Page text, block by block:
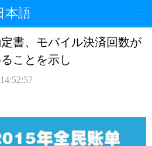
本語
政治 経済
書、モバイル決済回数が
ことを示し